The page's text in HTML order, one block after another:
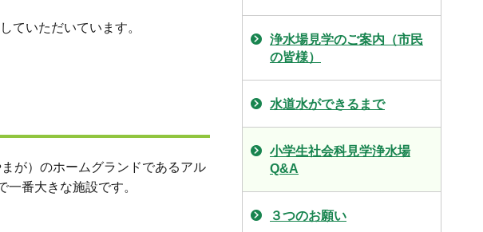
ていただいています。
が）のホームグランドであるアル
番大きな施設です。
浄水場見学のご案内（市民
の皆様）
水道水ができるまで
小学生社会科見学浄水場
Q&A
３つのお願い